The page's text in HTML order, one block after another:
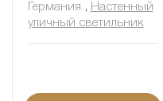
Германия , Настенный
уличный светильник